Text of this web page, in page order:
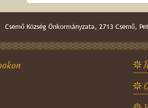
Csemő Község Önkormányzata, 2713